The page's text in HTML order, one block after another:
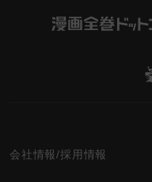
会社情報/採用情報